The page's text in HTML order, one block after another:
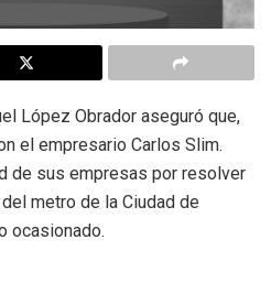
López Obrador aseguró que,
el empresario Carlos Slim.
de sus empresas por resolver
metro de la Ciudad de
ocasionado.